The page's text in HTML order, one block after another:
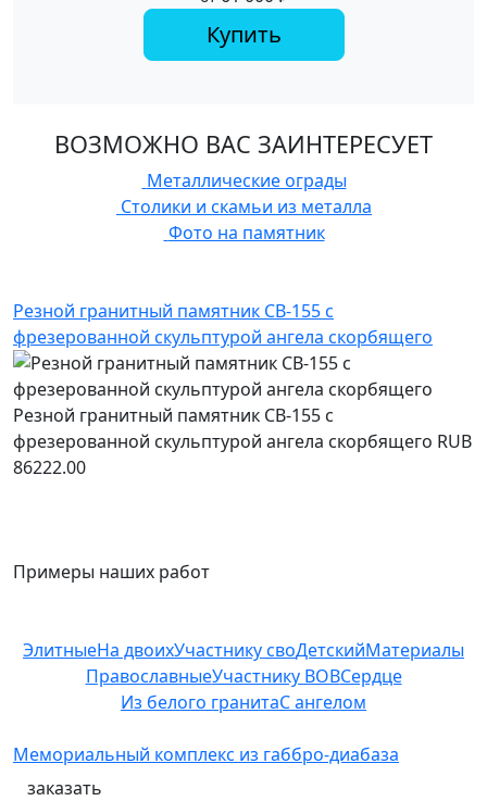
Купить
ВОЗМОЖНО ВАС ЗАИНТЕРЕСУЕТ
Металлические ограды
Столики и скамьи из металла
Фото на памятник
Резной гранитный памятник СВ-155 с
фрезерованной скульптурой ангела скорбящего
Резной гранитный памятник СВ-155 с
фрезерованной скульптурой ангела скорбящего RUB
86222.00
Примеры наших работ
ЭлитныеНа двоихУчастнику своДетскийМатериалы
ПравославныеУчастнику ВОВСердце
Из белого гранитаС ангелом
Мемориальный комплекс из габбро-диабаза
заказать